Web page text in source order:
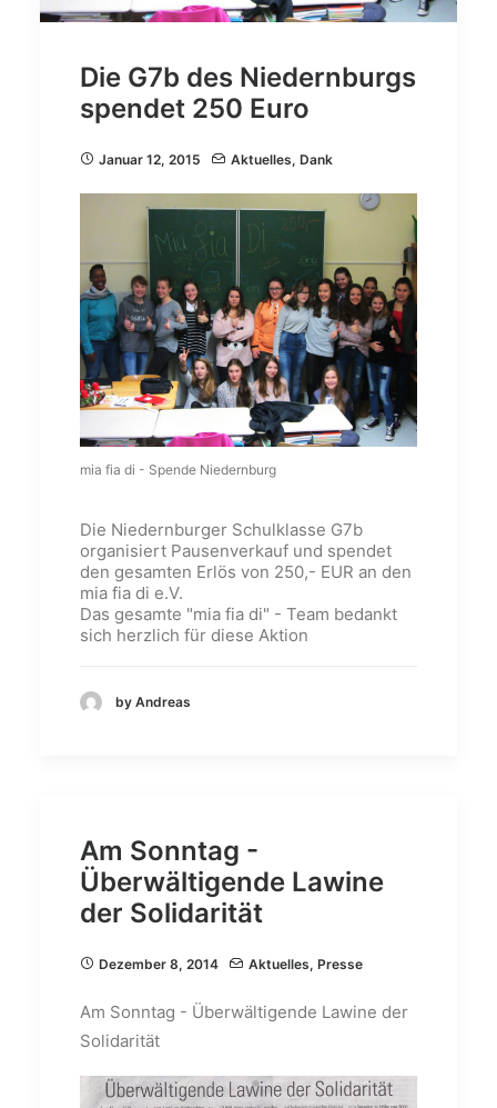
Die G7b des Niedernburgs
spendet 250 Euro
Januar 12, 2015 Aktuelles, Dank
mia fia di - Spende Niedernburg
Die Niedernburger Schulklasse G7b
organisiert Pausenverkauf und spendet
den gesamten Erlös von 250,- EUR an den
mia fia di e.V.
Das gesamte "mia fia di" - Team bedankt
sich herzlich für diese Aktion
by Andreas
Am Sonntag -
Überwältigende Lawine
der Solidarität
Dezember 8, 2014 Aktuelles, Presse
Am Sonntag - Überwältigende Lawine der
Solidarität